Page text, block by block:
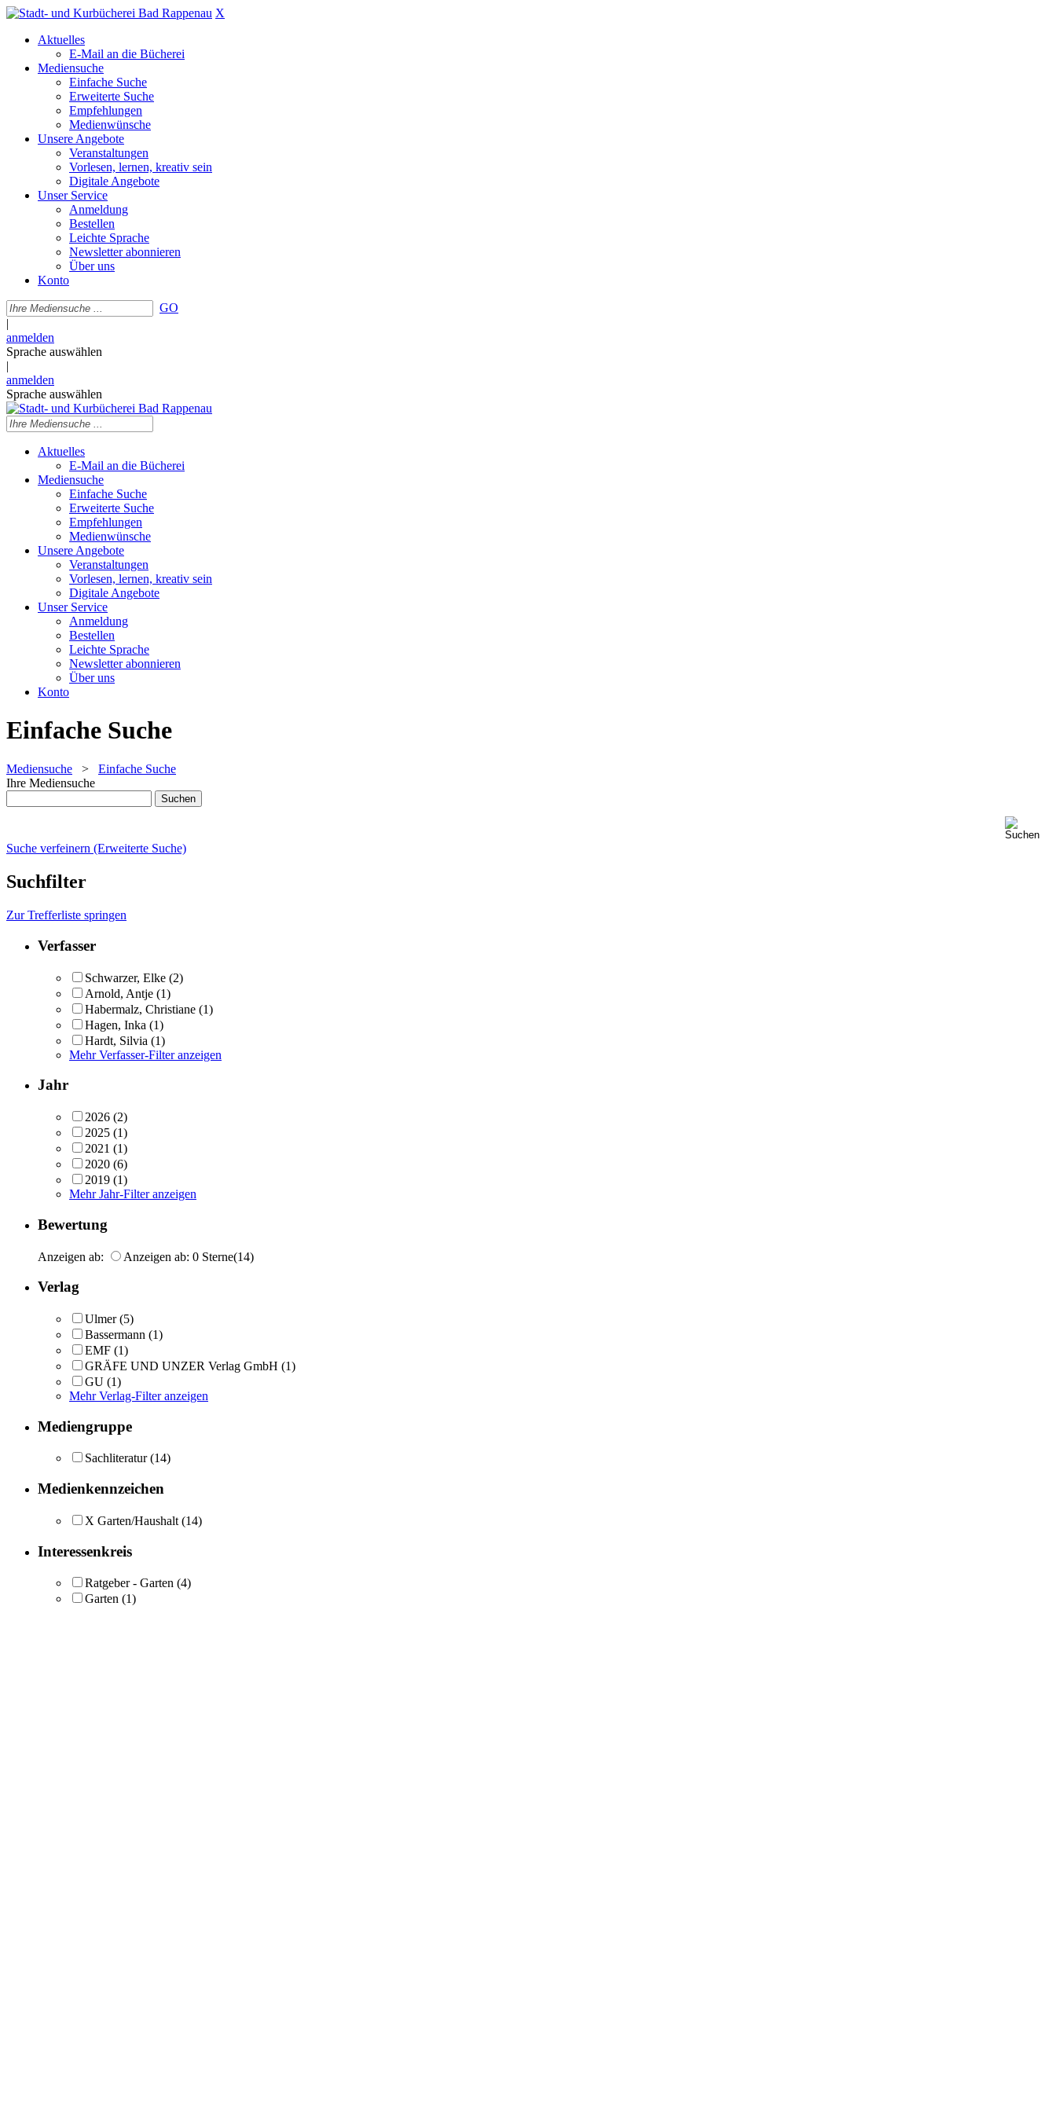
X
Aktuelles
E-Mail an die Bücherei
Mediensuche
Einfache Suche
Erweiterte Suche
Empfehlungen
Medienwünsche
Unsere Angebote
Veranstaltungen
Vorlesen, lernen, kreativ sein
Digitale Angebote
Unser Service
Anmeldung
Bestellen
Leichte Sprache
Newsletter abonnieren
Über uns
Konto
GO
|
anmelden
Sprache auswählen
|
anmelden
Sprache auswählen
Aktuelles
E-Mail an die Bücherei
Mediensuche
Einfache Suche
Erweiterte Suche
Empfehlungen
Medienwünsche
Unsere Angebote
Veranstaltungen
Vorlesen, lernen, kreativ sein
Digitale Angebote
Unser Service
Anmeldung
Bestellen
Leichte Sprache
Newsletter abonnieren
Über uns
Konto
Einfache Suche
Mediensuche > Einfache Suche
Ihre Mediensuche
Suche verfeinern (Erweiterte Suche)
Suchfilter
Zur Trefferliste springen
Verfasser
Schwarzer, Elke (2)
Arnold, Antje (1)
Habermalz, Christiane (1)
Hagen, Inka (1)
Hardt, Silvia (1)
Mehr Verfasser-Filter anzeigen
Jahr
2026 (2)
2025 (1)
2021 (1)
2020 (6)
2019 (1)
Mehr Jahr-Filter anzeigen
Bewertung
Anzeigen ab: Anzeigen ab: 0 Sterne(14)
Verlag
Ulmer (5)
Bassermann (1)
EMF (1)
GRÄFE UND UNZER Verlag GmbH (1)
GU (1)
Mehr Verlag-Filter anzeigen
Mediengruppe
Sachliteratur (14)
Medienkennzeichen
X Garten/Haushalt (14)
Interessenkreis
Ratgeber - Garten (4)
Garten (1)